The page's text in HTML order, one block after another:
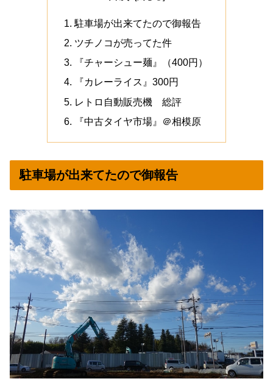
駐車場が出来てたので御報告
ツチノコが売ってた件
『チャーシュー麺』（400円）
『カレーライス』300円
レトロ自動販売機 総評
『中古タイヤ市場』＠相模原
駐車場が出来てたので御報告